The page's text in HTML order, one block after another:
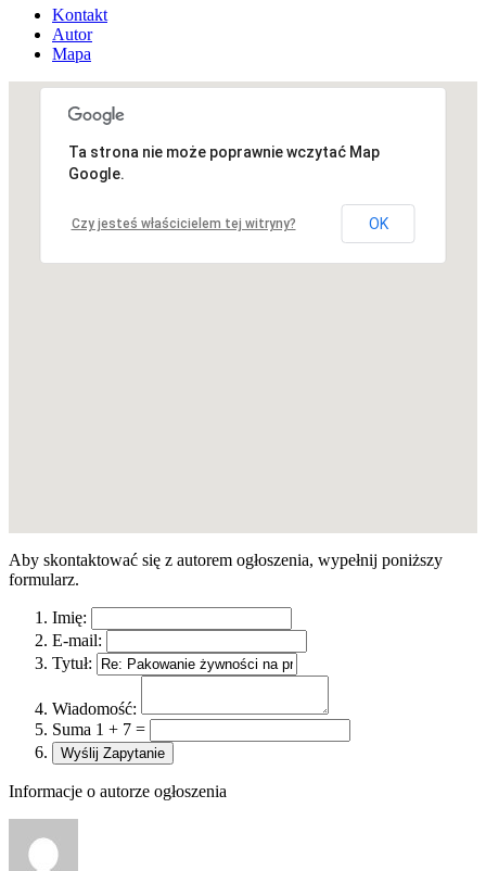
Kontakt
Autor
Mapa
Niestety, adres nie został znaleziony.
Ta strona nie może poprawnie wczytać Map
Google.
Czy jesteś właścicielem tej witryny? OK
Aby skontaktować się z autorem ogłoszenia, wypełnij poniższy
formularz.
Imię:
E-mail:
Tytuł:
Wiadomość:
Suma 1 + 7 =
Informacje o autorze ogłoszenia